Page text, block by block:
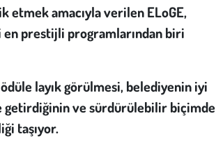
etmek amacıyla verilen ELoGE,
en prestijli programlarından biri
layık görülmesi, belediyenin iyi
ve sürdürülebilir biçimde
taşıyor.